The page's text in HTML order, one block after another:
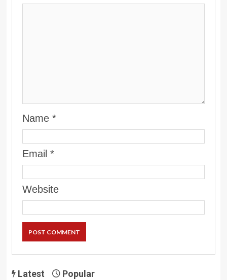
Name*
Email*
Website
Latest Popular